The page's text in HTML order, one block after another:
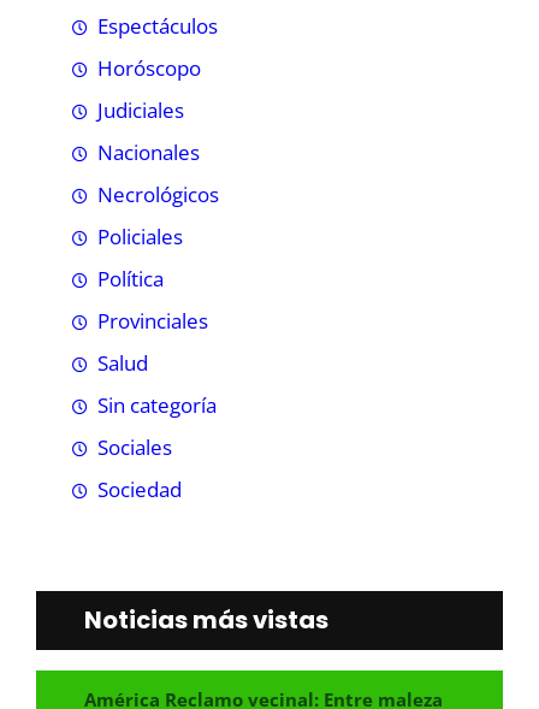
Espectáculos
Horóscopo
Judiciales
Nacionales
Necrológicos
Policiales
Política
Provinciales
Salud
Sin categoría
Sociales
Sociedad
Noticias más vistas